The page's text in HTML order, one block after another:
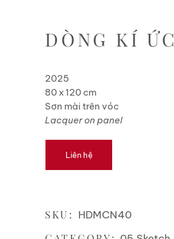
DÒNG KÍ ỨC
2025
80 x 120 cm
Sơn mài trên vóc
Lacquer on panel
Liên hệ
SKU: HDMCN40